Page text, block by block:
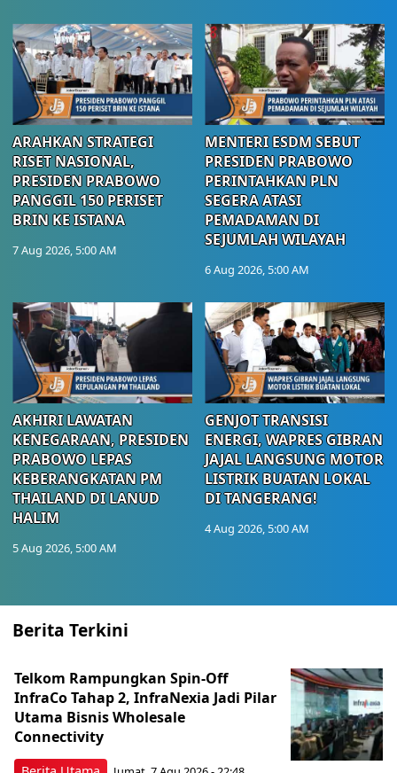
ARAHKAN STRATEGI
RISET NASIONAL,
PRESIDEN PRABOWO
PANGGIL 150 PERISET
BRIN KE ISTANA
7 Aug 2026, 5:00 AM
MENTERI ESDM SEBUT
PRESIDEN PRABOWO
PERINTAHKAN PLN
SEGERA ATASI
PEMADAMAN DI
SEJUMLAH WILAYAH
6 Aug 2026, 5:00 AM
AKHIRI LAWATAN
KENEGARAAN, PRESIDEN
PRABOWO LEPAS
KEBERANGKATAN PM
THAILAND DI LANUD
HALIM
5 Aug 2026, 5:00 AM
GENJOT TRANSISI
ENERGI, WAPRES GIBRAN
JAJAL LANGSUNG MOTOR
LISTRIK BUATAN LOKAL
DI TANGERANG!
4 Aug 2026, 5:00 AM
Berita Terkini
Telkom Rampungkan Spin-Off
InfraCo Tahap 2, InfraNexia Jadi Pilar
Utama Bisnis Wholesale
Connectivity